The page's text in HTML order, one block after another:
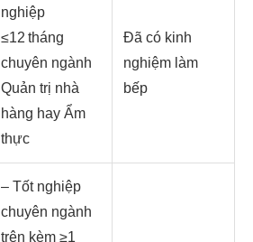
nghiệp
≤12 tháng
chuyên ngành
Quản trị nhà
hàng hay Ẩm
thực
Đã có kinh
nghiệm làm
bếp
– Tốt nghiệp
chuyên ngành
trên kèm ≥1